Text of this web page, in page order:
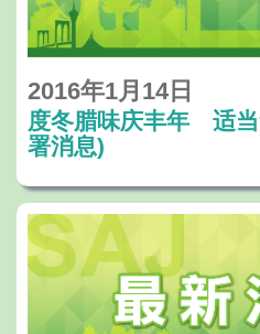
2016年1月14日
度冬腊味庆丰年 适
署消息)